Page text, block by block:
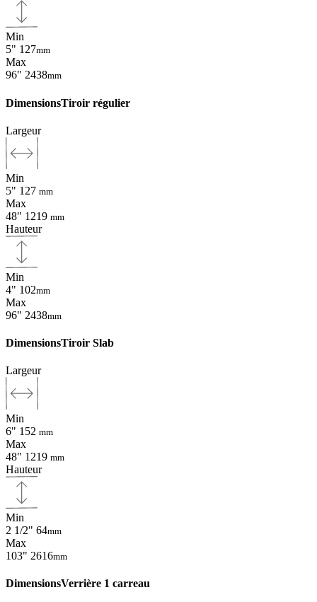
Min
5" 127mm
Max
96" 2438mm
DimensionsTiroir régulier
Largeur
Min
5" 127 mm
Max
48" 1219 mm
Hauteur
Min
4" 102mm
Max
96" 2438mm
DimensionsTiroir Slab
Largeur
Min
6" 152 mm
Max
48" 1219 mm
Hauteur
Min
2 1/2" 64mm
Max
103" 2616mm
DimensionsVerrière 1 carreau